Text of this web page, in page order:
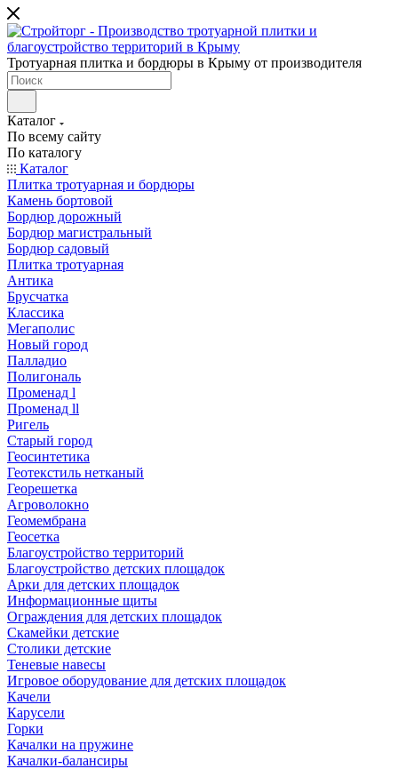
Тротуарная плитка и бордюры в Крыму от производителя
Каталог
По всему сайту
По каталогу
Каталог
Плитка тротуарная и бордюры
Камень бортовой
Бордюр дорожный
Бордюр магистральный
Бордюр садовый
Плитка тротуарная
Антика
Брусчатка
Классика
Мегаполис
Новый город
Палладио
Полигональ
Променад l
Променад ll
Ригель
Старый город
Геосинтетика
Геотекстиль нетканый
Георешетка
Агроволокно
Геомембрана
Геосетка
Благоустройство территорий
Благоустройство детских площадок
Арки для детских площадок
Информационные щиты
Ограждения для детских площадок
Скамейки детские
Столики детские
Теневые навесы
Игровое оборудование для детских площадок
Качели
Карусели
Горки
Качалки на пружине
Качалки-балансиры